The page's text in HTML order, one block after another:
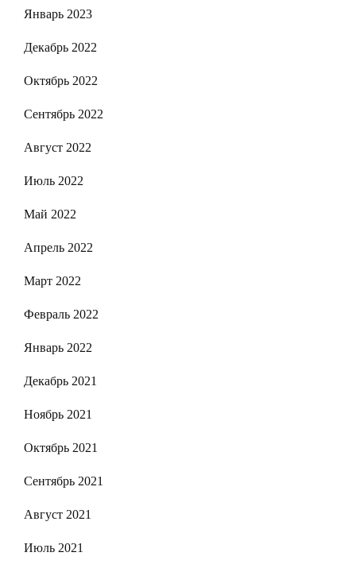
Январь 2023
Декабрь 2022
Октябрь 2022
Сентябрь 2022
Август 2022
Июль 2022
Май 2022
Апрель 2022
Март 2022
Февраль 2022
Январь 2022
Декабрь 2021
Ноябрь 2021
Октябрь 2021
Сентябрь 2021
Август 2021
Июль 2021